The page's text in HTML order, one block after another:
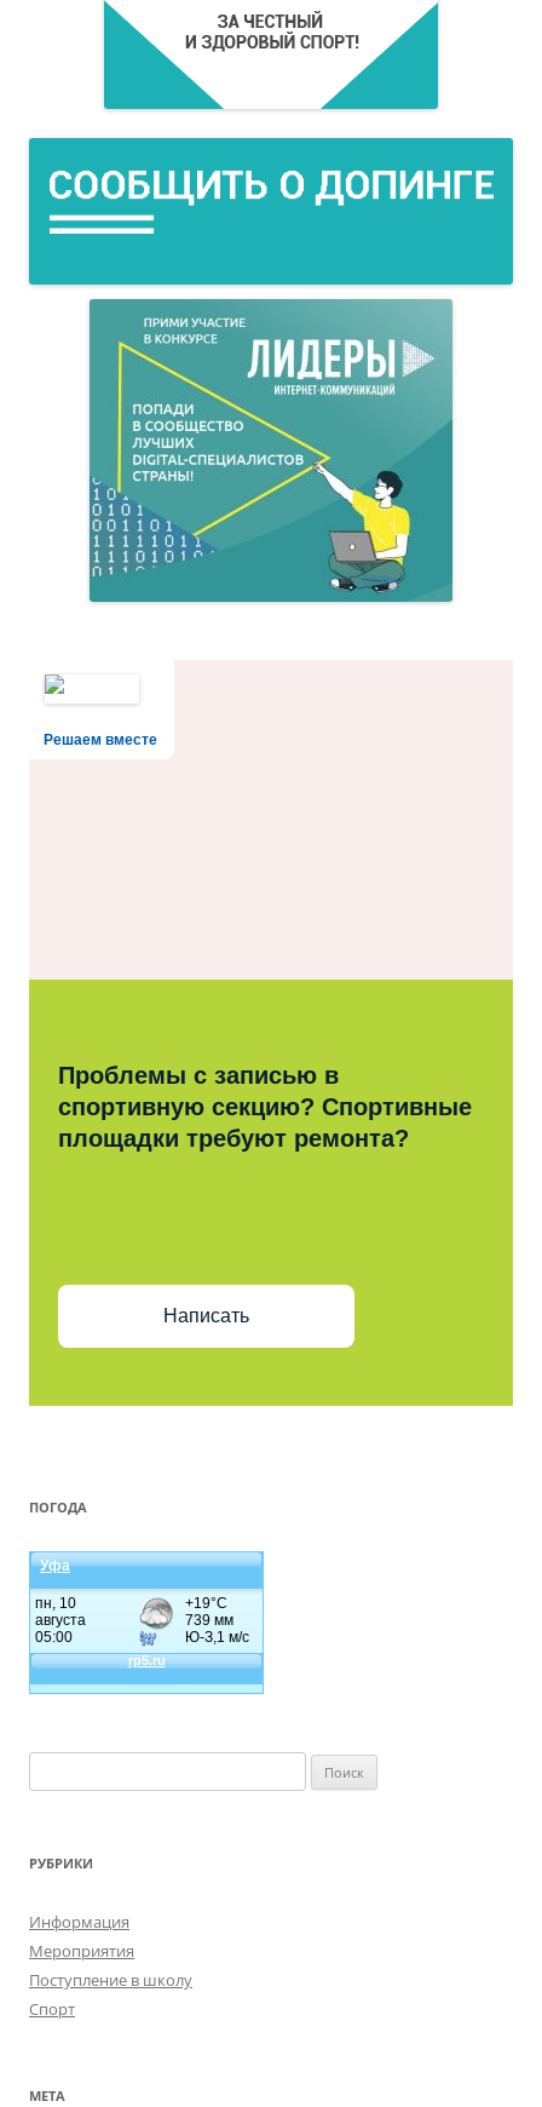
Решаем вместе
Проблемы с записью в
спортивную секцию? Спортивные
площадки требуют ремонта?
Написать
ПОГОДА
Уфа
а
т
:
РУБРИКИ
Информация
Мероприятия
Поступление в школу
Спорт
МЕТА